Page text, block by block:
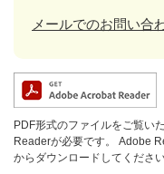
メールでのお問い合
PDF形式のファイルをご覧い
Readerが必要です。
Adobe
からダウンロードしてくださ